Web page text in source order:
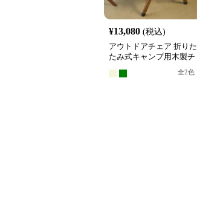
¥13,080 (税込)
アウトドアチェア 折りた
たみ式キャンプ用木製チ
全2色